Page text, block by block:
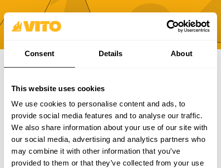
Consent Details About
This website uses cookies
We use cookies to personalise content and ads, to
provide social media features and to analyse our traffic.
We also share information about your use of our site with
our social media, advertising and analytics partners who
may combine it with other information that you’ve
provided to them or that they’ve collected from your use
PRODUTOS
APOIO & SERVIÇO
CONTACTOS
FORMULÁRIO DE CONTACTO
novidades, promoções e campanhas da VITO.
SUBSCREVER